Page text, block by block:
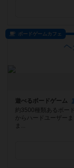
ボードゲームカフェ
遊べるボードゲーム
約3500種類あるボー
からハードユーザー
ま...